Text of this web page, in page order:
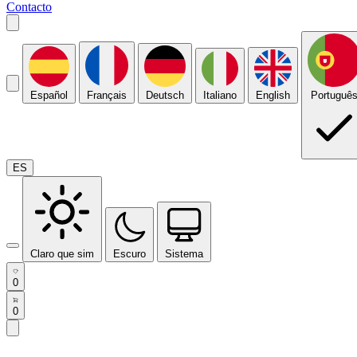
Contacto
Español Français Deutsch Italiano English Português
ES
Claro que sim Escuro Sistema
0
0